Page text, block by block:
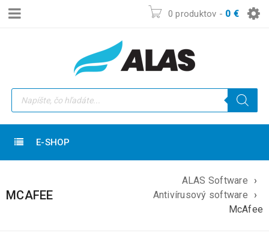
0 produktov - 0 €
E-SHOP
MCAFEE
ALAS Software
›
Antivírusový software
›
McAfee